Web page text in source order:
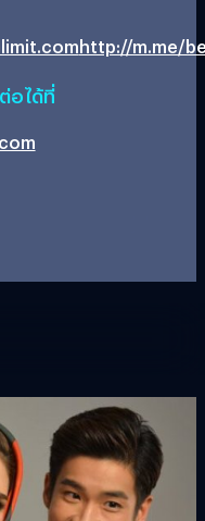
http://m.me/
อได้ที่